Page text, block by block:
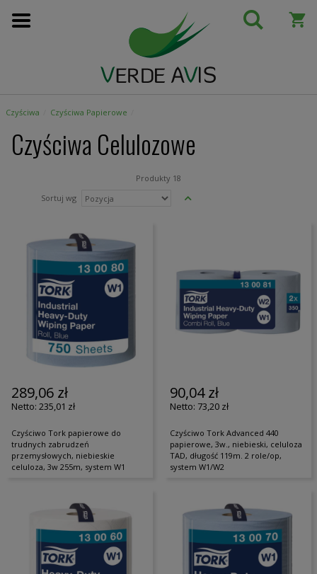
Przejdź
do
Czyściwa Czyściwa Papierowe
Czyściwa Celulozowe
Produkty 18
Sortuj wg
Ustaw
289,06 zł
235,01 zł
Czyściwo Tork papierowe do
trudnych zabrudzeń
przemysłowych, niebieskie
celuloza, 3w 255m, system W1
90,04 zł
73,20 zł
Czyściwo Tork Advanced 440
papierowe, 3w., niebieski, celuloza
TAD, długość 119m. 2 role/op,
system W1/W2